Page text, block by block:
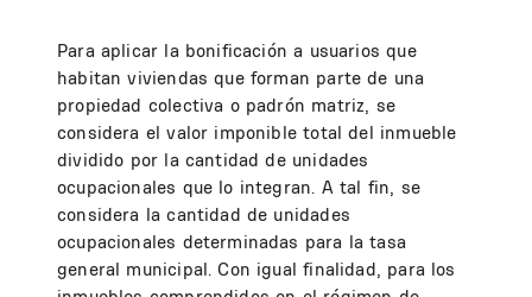
Para aplicar la bonificación a usuarios que
habitan viviendas que forman parte de una
propiedad colectiva o padrón matriz, se
considera el valor imponible total del inmueble
dividido por la cantidad de unidades
ocupacionales que lo integran. A tal fin, se
considera la cantidad de unidades
ocupacionales determinadas para la tasa
general municipal. Con igual finalidad, para los